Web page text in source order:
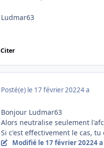
Ludmar63
Citer
Posté(e) le 17 février 20224 a
Bonjour Ludmar63
Alors neutralise seulement
Si c'est effectivement le cas,
Modifié le 17 février 20224 a